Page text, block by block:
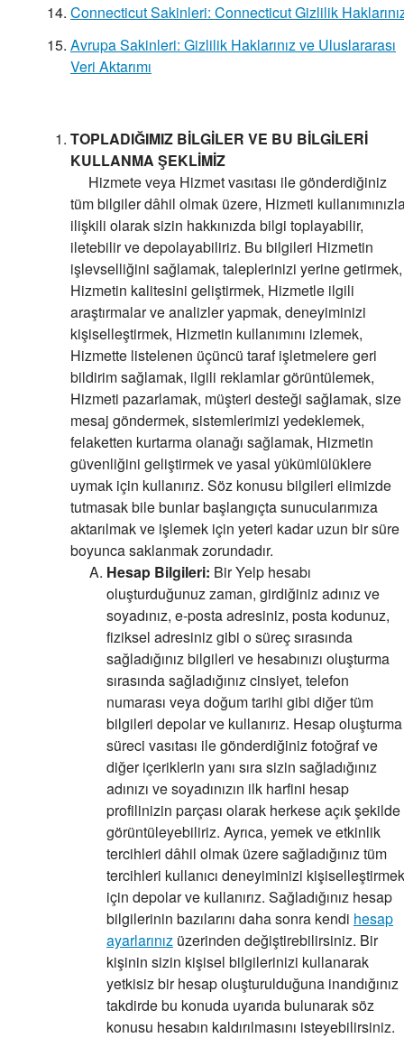
Connecticut Sakinleri: Connecticut Gizlilik
Avrupa Sakinleri: Gizlilik Haklarınız ve Uluslararası
Veri Aktarımı
TOPLADIĞIMIZ BİLGİLER VE BU BİLGİLERİ
KULLANMA ŞEKLİMİZ
Hizmete veya Hizmet vasıtası ile gönderdiğiniz
tüm bilgiler dâhil olmak üzere, Hizmeti
ilişkili olarak sizin hakkınızda bilgi toplayabilir,
iletebilir ve depolayabiliriz. Bu bilgileri Hizmetin
işlevselliğini sağlamak, taleplerinizi yerine getirmek,
Hizmetin kalitesini geliştirmek, Hizmetle ilgili
araştırmalar ve analizler yapmak, deneyiminizi
kişiselleştirmek, Hizmetin kullanımını izlemek,
Hizmette listelenen üçüncü taraf işletmelere geri
bildirim sağlamak, ilgili reklamlar görüntülemek,
Hizmeti pazarlamak, müşteri desteği sağlamak, size
mesaj göndermek, sistemlerimizi yedeklemek,
felaketten kurtarma olanağı sağlamak, Hizmetin
güvenliğini geliştirmek ve yasal yükümlülüklere
uymak için kullanırız. Söz konusu bilgileri elimizde
tutmasak bile bunlar başlangıçta sunucularımıza
aktarılmak ve işlemek için yeteri kadar uzun bir süre
boyunca saklanmak zorundadır.
Hesap Bilgileri: Bir Yelp hesabı
oluşturduğunuz zaman, girdiğiniz adınız ve
soyadınız, e-posta adresiniz, posta kodunuz,
fiziksel adresiniz gibi o süreç sırasında
sağladığınız bilgileri ve hesabınızı oluşturma
sırasında sağladığınız cinsiyet, telefon
numarası veya doğum tarihi gibi diğer tüm
bilgileri depolar ve kullanırız. Hesap oluşturma
süreci vasıtası ile gönderdiğiniz fotoğraf ve
diğer içeriklerin yanı sıra sizin sağladığınız
adınızı ve soyadınızın ilk harfini hesap
profilinizin parçası olarak herkese açık şekilde
görüntüleyebiliriz. Ayrıca, yemek ve etkinlik
tercihleri dâhil olmak üzere sağladığınız tüm
tercihleri kullanıcı deneyiminizi kişiselleştirmek
için depolar ve kullanırız. Sağladığınız hesap
bilgilerinin bazılarını daha sonra kendi hesap
ayarlarınız üzerinden değiştirebilirsiniz. Bir
kişinin sizin kişisel bilgilerinizi kullanarak
yetkisiz bir hesap oluşturulduğuna inandığınız
takdirde bu konuda uyarıda bulunarak söz
konusu hesabın kaldırılmasını isteyebilirsiniz.